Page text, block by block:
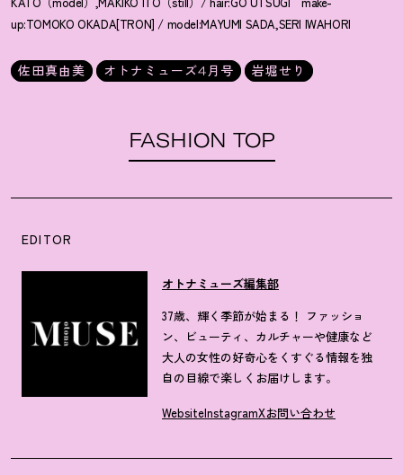
up:TOMOKO OKADA[TRON] / model:MAYUMI SADA,SERI IWAHORI
佐田真由美 オトナミューズ4月号 岩堀せり
FASHION TOP
EDITOR
オトナミューズ編集部
37歳、輝く季節が始まる！ ファッショ
ン、ビューティ、カルチャーや健康など
大人の女性の好奇心をくすぐる情報を独
自の目線で楽しくお届けします。
WebsiteInstagramXお問い合わせ